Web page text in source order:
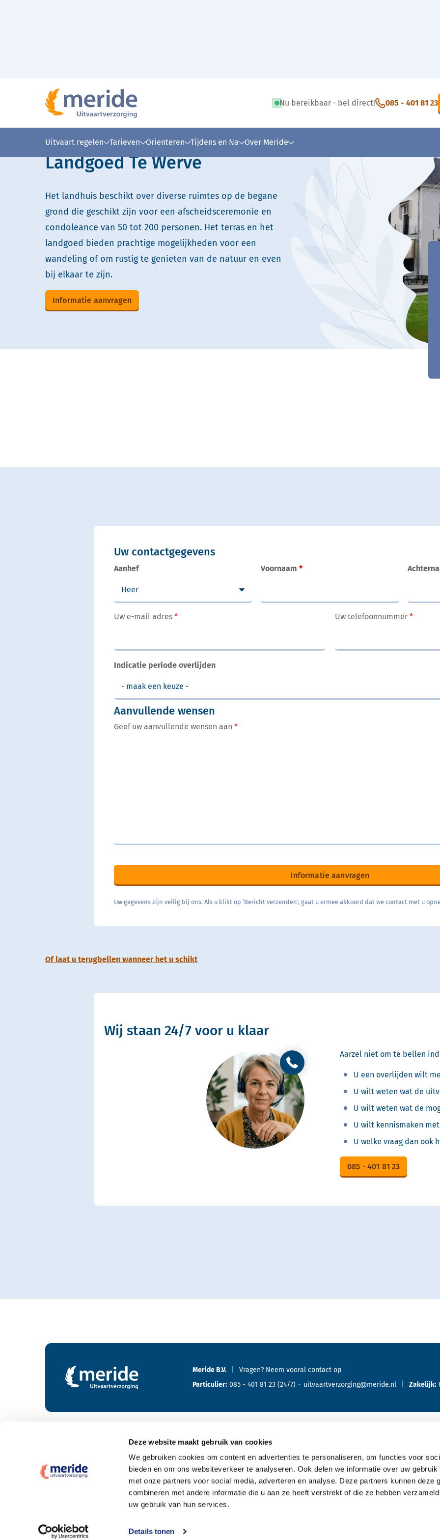
Deze website maakt gebruik van cookies
We gebruiken cookies om content en advertenties te personaliseren, om functies voor
bieden en om ons websiteverkeer te analyseren. Ook delen we informatie over uw
met onze partners voor social media, adverteren en analyse. Deze partners kunnen deze
combineren met andere informatie die u aan ze heeft verstrekt of die ze hebben
uw gebruik van hun services.
Details tonen
Nu bereikbaar - bel direct! 085 - 401 81 23
Uitvaart regelen Tarieven Orienteren Tijdens en Na Over Meride
Home
>
Landgoed Te Werve
Lees voor Uitleg woorden Simpele tekst
Landgoed Te Werve
Het landhuis beschikt over diverse ruimtes op de begane
grond die geschikt zijn voor een afscheidsceremonie en
condoleance van 50 tot 200 personen. Het terras en het
landgoed bieden prachtige mogelijkheden voor een
wandeling of om rustig te genieten van de natuur en even
bij elkaar te zijn.
Informatie aanvragen
Uw contactgegevens
Aanhef Voornaam
Uw e-mail adres Uw telefoonnummer
Indicatie periode overlijden
Aanvullende wensen
Geef uw aanvullende wensen aan
Informatie aanvragen
Uw gegevens zijn veilig bij ons. Als u klikt op ‘Bericht verzenden’, gaat u ermee akkoord dat we contact met u
Of laat u terugbellen wanneer het u schikt
Wij staan 24/7 voor u klaar
Aarzel niet om te bellen
U een overlijden wilt
U wilt weten wat de
U wilt weten wat de
U wilt kennismaken
U welke vraag dan ook
085 - 401 81 23
Contactgegevens en footer menu van Meride
Meride B.V. Vragen? Neem vooral contact op
Particulier: 085 - 401 81 23 (24/7) uitvaartverzorging@meride.nl Zakelijk:
Wat kost een crematie
Wat kost een begrafenis
Elke uitvaartpolis welkom
Offerte aanvragen
Oriënteren
Offerte aanvragen
Bespreking met de uitvaartverzorger